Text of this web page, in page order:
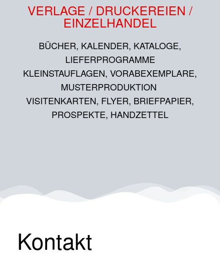
VERLAGE / DRUCKEREIEN /
EINZELHANDEL
BÜCHER, KALENDER, KATALOGE,
LIEFERPROGRAMME
KLEINSTAUFLAGEN, VORABEXEMPLARE,
MUSTERPRODUKTION
VISITENKARTEN, FLYER, BRIEFPAPIER,
PROSPEKTE, HANDZETTEL
Kontakt